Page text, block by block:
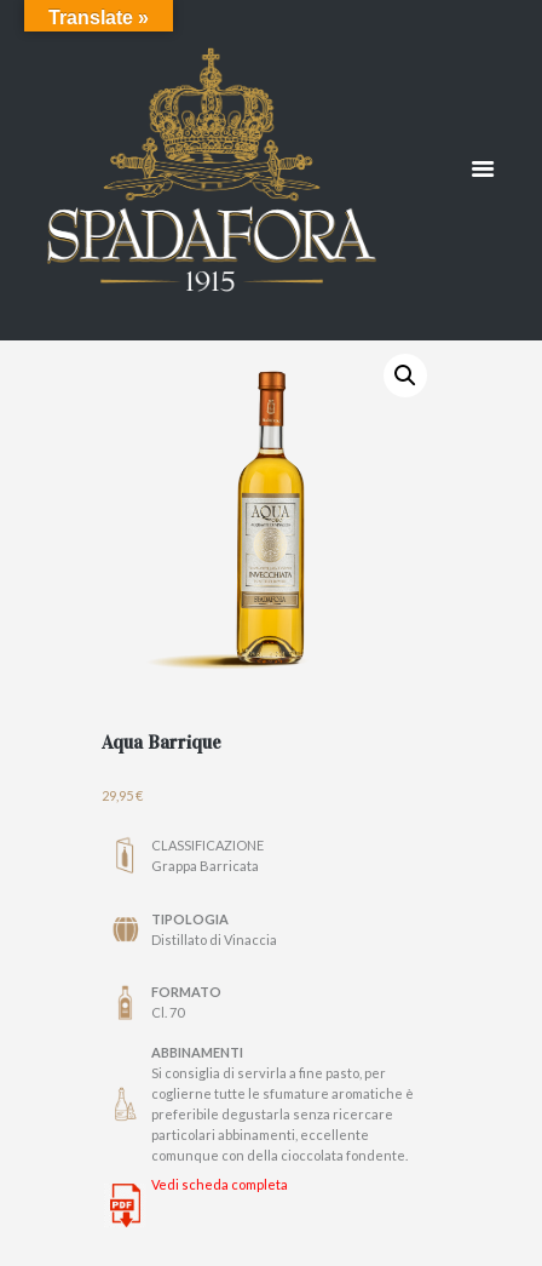
Aqua Barrique
29,95€
CLASSIFICAZIONE
Grappa Barricata
TIPOLOGIA
Distillato di Vinaccia
FORMATO
Cl. 70
ABBINAMENTI
Si consiglia di servirla a fine pasto, per
coglierne tutte le sfumature aromatiche è
preferibile degustarla senza ricercare
particolari abbinamenti, eccellente
comunque con della cioccolata fondente.
Vedi scheda completa
Translate »